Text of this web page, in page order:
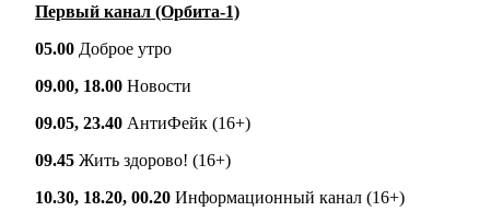
Первый канал (Орбита-1)
05.00 Доброе утро
09.00, 18.00 Новости
09.05, 23.40 АнтиФейк (16+)
09.45 Жить здорово! (16+)
10.30, 18.20, 00.20 Информационный канал (16+)